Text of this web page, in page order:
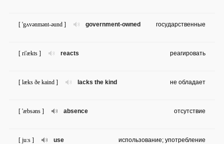
government-owned
[ 'gʌvənmənt-əund ] государственные
reacts
[ ri'ækts ] реагировать
lacks the kind
[ læks ðe kaind ] не обладает
absence
[ 'æbsəns ] отсутствие
use
[ ju:s ] использование; употребление